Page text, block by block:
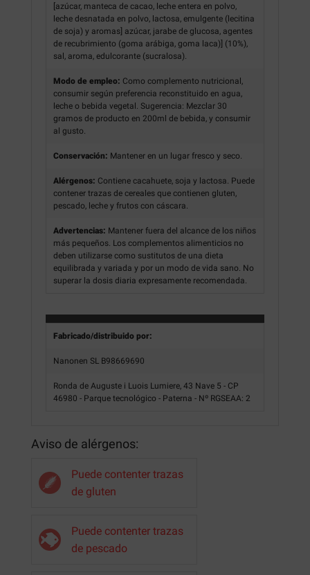
[azúcar, manteca de cacao, leche entera en polvo,
leche desnatada en polvo, lactosa, emulgente (lecitina
de soja) y aromas] azúcar, jarabe de glucosa, agentes
de recubrimiento (goma arábiga, goma laca)] (10%),
sal, aroma, edulcorante (sucralosa).
Modo de empleo: Como complemento nutricional,
consumir según preferencia reconstituido en agua,
leche o bebida vegetal. Sugerencia: Mezclar 30
gramos de producto en 200ml de bebida, y consumir
al gusto.
Conservación: Mantener en un lugar fresco y seco.
Alérgenos: Contiene cacahuete, soja y lactosa. Puede
contener trazas de cereales que contienen gluten,
pescado, leche y frutos con cáscara.
Advertencias: Mantener fuera del alcance de los niños
más pequeños. Los complementos alimenticios no
deben utilizarse como sustitutos de una dieta
equilibrada y variada y por un modo de vida sano. No
superar la dosis diaria expresamente recomendada.
Fabricado/distribuido por:
Nanonen SL B98669690
Ronda de Auguste i Luois Lumiere, 43 Nave 5 - CP
46980 - Parque tecnológico - Paterna - Nº RGSEAA: 2
Aviso de alérgenos:
Puede contenter trazas
de gluten
Puede contenter trazas
de pescado